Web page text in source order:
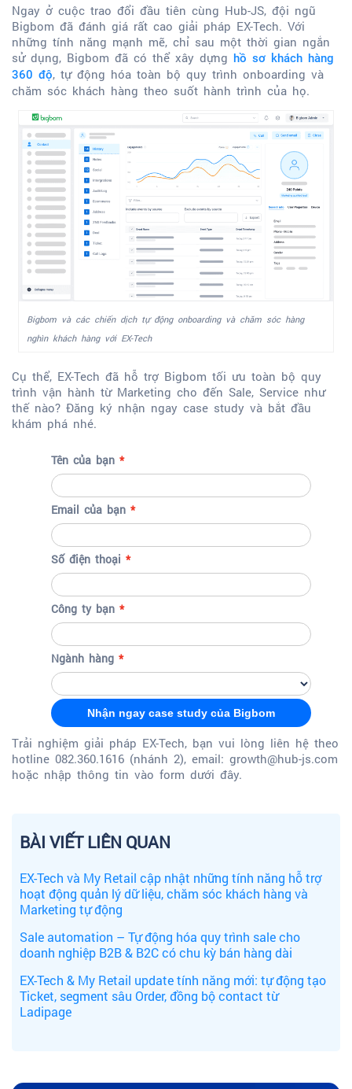
Ngay ở cuộc trao đổi đầu tiên cùng Hub-JS, đội ngũ
Bigbom đã đánh giá rất cao giải pháp EX-Tech. Với
những tính năng mạnh mẽ, chỉ sau một thời gian ngắn
sử dụng, Bigbom đã có thể xây dựng hồ sơ khách hàng
360 độ, tự động hóa toàn bộ quy trình onboarding và
chăm sóc khách hàng theo suốt hành trình của họ.
Bigbom và các chiến dịch tự động onboarding và chăm sóc hàng
nghìn khách hàng với EX-Tech
Cụ thể, EX-Tech đã hỗ trợ Bigbom tối ưu toàn bộ quy
trình vận hành từ Marketing cho đến Sale, Service như
thế nào? Đăng ký nhận ngay case study và bắt đầu
khám phá nhé.
Tên của bạn
Email của bạn
Số điện thoại
Công ty bạn
Ngành hàng
Nhận ngay case study của Bigbom
Trải nghiệm giải pháp EX-Tech, bạn vui lòng liên hệ theo
hotline 082.360.1616 (nhánh 2), email: growth@hub-js.com
hoặc nhập thông tin vào form dưới đây.
BÀI VIẾT LIÊN QUAN
EX-Tech và My Retail cập nhật những tính năng hỗ trợ
hoạt động quản lý dữ liệu, chăm sóc khách hàng và
Marketing tự động
Sale automation – Tự động hóa quy trình sale cho
doanh nghiệp B2B & B2C có chu kỳ bán hàng dài
EX-Tech & My Retail update tính năng mới: tự động tạo
Ticket, segment sâu Order, đồng bộ contact từ
Ladipage